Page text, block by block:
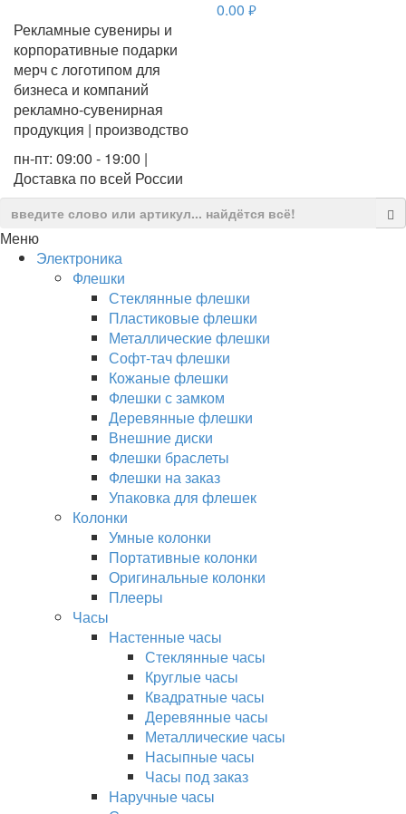
Рекламные сувениры и
корпоративные подарки
мерч с логотипом для
бизнеса и компаний
рекламно-сувенирная
продукция | производство
пн-пт: 09:00 - 19:00 |
Доставка по всей России
0.00 руб.
Меню
Электроника
Флешки
Стеклянные флешки
Пластиковые флешки
Металлические флешки
Софт-тач флешки
Кожаные флешки
Флешки с замком
Деревянные флешки
Внешние диски
Флешки браслеты
Флешки на заказ
Упаковка для флешек
Колонки
Умные колонки
Портативные колонки
Оригинальные колонки
Плееры
Часы
Настенные часы
Стеклянные часы
Круглые часы
Квадратные часы
Деревянные часы
Металлические часы
Насыпные часы
Часы под заказ
Наручные часы